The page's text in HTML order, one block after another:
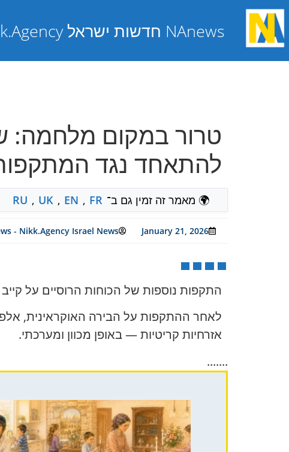
NAnews חדשות ישראל Nikk.Agency
טרור במקום מלחמה:
להתאחד נגד
🌍 מאמר זה זמין גם ב־ RU , UK , EN , FR
January 21, 2026
- Nikk.Agency Israel News
התקפות נוספות של הכוחות הרוסיים על
לאחר ההתקפות על הבירה האוקראינית,
אזרחיות קריטיות — באופן מכוון ומערכתי.
.......